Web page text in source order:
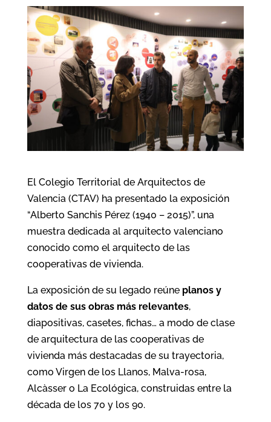
El Colegio Territorial de Arquitectos de
Valencia (CTAV) ha presentado la exposición
“Alberto Sanchis Pérez (1940 – 2015)”, una
muestra dedicada al arquitecto valenciano
conocido como el arquitecto de las
cooperativas de vivienda.
La exposición de su legado reúne planos y
datos de sus obras más relevantes,
diapositivas, casetes, fichas… a modo de clase
de arquitectura de las cooperativas de
vivienda más destacadas de su trayectoria,
como Virgen de los Llanos, Malva-rosa,
Alcàsser o La Ecológica, construidas entre la
década de los 70 y los 90.